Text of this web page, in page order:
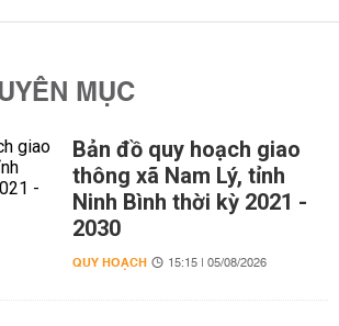
MỤC
Bản đồ quy hoạch giao
thông xã Nam Lý, tỉnh
Ninh Bình thời kỳ 2021 -
2030
QUY HOẠCH 15:15 | 05/08/2026